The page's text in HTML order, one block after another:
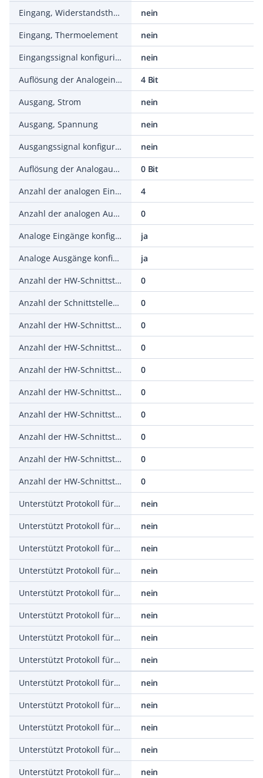
Eingang, Widerstandsthermometer
nein
Eingang, Thermoelement
nein
Eingangssignal konfigurierbar
nein
Auflösung der Analogeingänge
4 Bit
Ausgang, Strom
nein
Ausgang, Spannung
nein
Ausgangssignal konfigurierbar
nein
Auflösung der Analogausgänge
0 Bit
Anzahl der analogen Eingänge
4
Anzahl der analogen Ausgänge
0
Analoge Eingänge konfigurierbar
ja
Analoge Ausgänge konfigurierbar
ja
Anzahl der HW-Schnittstellen Industrial Ethernet
0
Anzahl der Schnittstellen PROFINET
0
Anzahl der HW-Schnittstellen seriell RS-232
0
Anzahl der HW-Schnittstellen seriell RS-422
0
Anzahl der HW-Schnittstellen seriell RS-485
0
Anzahl der HW-Schnittstellen seriell TTY
0
Anzahl der HW-Schnittstellen parallel
0
Anzahl der HW-Schnittstellen Wireless
0
Anzahl der HW-Schnittstellen USB
0
Anzahl der HW-Schnittstellen sonstige
0
Unterstützt Protokoll für TCP/IP
nein
Unterstützt Protokoll für PROFIBUS
nein
Unterstützt Protokoll für CAN
nein
Unterstützt Protokoll für INTERBUS
nein
Unterstützt Protokoll für ASI
nein
Unterstützt Protokoll für KNX
nein
Unterstützt Protokoll für Modbus
nein
Unterstützt Protokoll für Data-Highway
nein
Unterstützt Protokoll für DeviceNet
nein
Unterstützt Protokoll für SUCONET
nein
Unterstützt Protokoll für LON
nein
Unterstützt Protokoll für PROFINET IO
nein
Unterstützt Protokoll für PROFINET CBA
nein